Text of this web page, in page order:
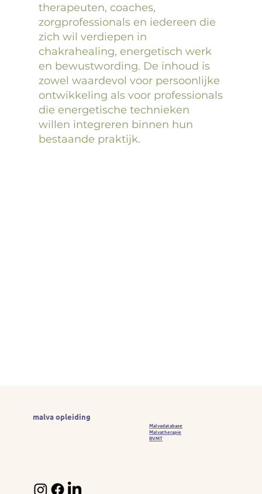
therapeuten, coaches,
zorgprofessionals en iedereen die
zich wil verdiepen in
chakrahealing, energetisch werk
en bewustwording. De inhoud is
zowel waardevol voor persoonlijke
ontwikkeling als voor professionals
die energetische technieken
willen integreren binnen hun
bestaande praktijk.
malva opleiding
Malvadatabase
Malvatherapie
BVMT